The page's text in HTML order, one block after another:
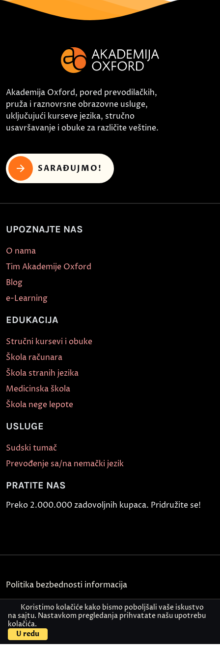
Akademija Oxford, pored prevodilačkih,
pruža i raznovrsne obrazovne usluge,
uključujući kurseve jezika, stručno
usavršavanje i obuke za različite veštine.
SARAĐUJMO!
UPOZNAJTE NAS
O nama
Tim Akademije Oxford
Blog
e-Learning
EDUKACIJA
Stručni kursevi i obuke
Škola računara
Škola stranih jezika
Medicinska škola
Škola nege lepote
USLUGE
Sudski tumač
Prevođenje sa/na nemački jezik
PRATITE NAS
Preko 2.000.000 zadovoljnih kupaca. Pridružite se!
Politika bezbednosti informacija
Kontakt
© Akademija Oxford 2026.
Koristimo kolačiće kako bismo poboljšali vaše iskustvo
na sajtu. Nastavkom pregledanja prihvatate našu upotrebu
kolačića.
U redu